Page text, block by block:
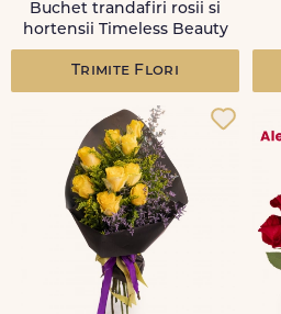
Buchet trandafiri rosii si
hortensii Timeless Beauty
Trimite Flori